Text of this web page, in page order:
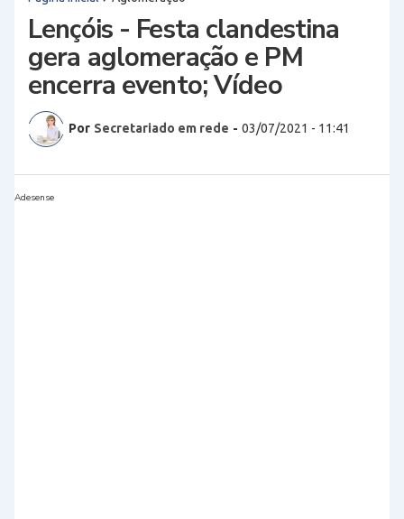
Lençóis - Festa clandestina
gera aglomeração e PM
encerra evento; Vídeo
Por Secretariado em rede - 03/07/2021 - 11:41
Adesense